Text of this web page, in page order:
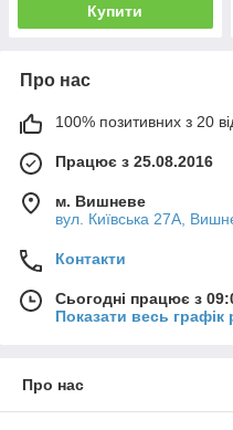
Купити
Про нас
100% позитивних з 20
Працює з 25.08.2016
м. Вишневе
вул. Київська 27А,
Контакти
Сьогодні працює з
Показати весь графік
Про нас